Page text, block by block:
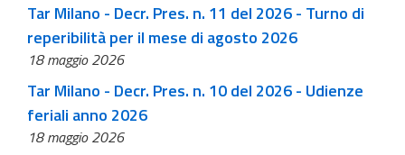
Tar Milano - Decr. Pres. n. 11 del 2026 - Turno di
reperibilità per il mese di agosto 2026
18 maggio 2026
Tar Milano - Decr. Pres. n. 10 del 2026 - Udienze
feriali anno 2026
18 maggio 2026